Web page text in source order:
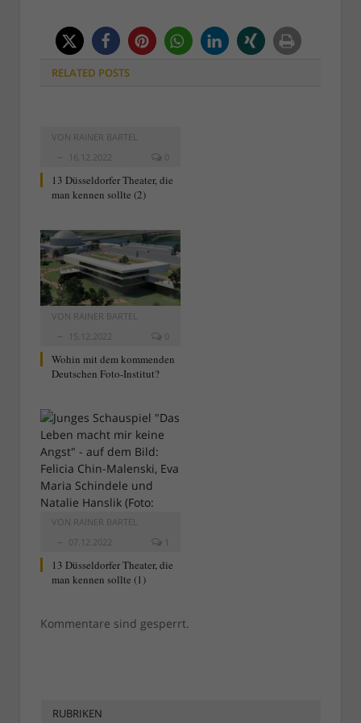
RELATED POSTS
VON RAINER BARTEL
16.12.2022
0
13 Düsseldorfer Theater, die
man kennen sollte (2)
VON RAINER BARTEL
15.12.2022
0
Wohin mit dem kommenden
Deutschen Foto-Institut?
VON RAINER BARTEL
07.12.2022
1
13 Düsseldorfer Theater, die
man kennen sollte (1)
Kommentare sind gesperrt.
RUBRIKEN